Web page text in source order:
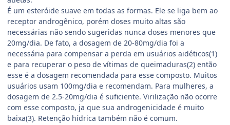
É um esteróide suave em todas as formas. Ele se liga bem ao
receptor androgênico, porém doses muito altas são
necessárias não sendo sugeridas nunca doses menores que
20mg/dia. De fato, a dosagem de 20-80mg/dia foi a
necessária para compensar a perda em usuários aidéticos(1)
e para recuperar o peso de vítimas de queimaduras(2) então
esse é a dosagem recomendada para esse composto. Muitos
usuários usam 100mg/dia e recomendam. Para mulheres, a
dosagem de 2.5-20mg/dia é suficiente. Virilização não ocorre
com esse composto, ja que sua androgenicidade é muito
baixa(3). Retenção hídrica também não é comum.